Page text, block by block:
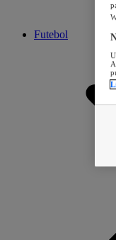
Futebol